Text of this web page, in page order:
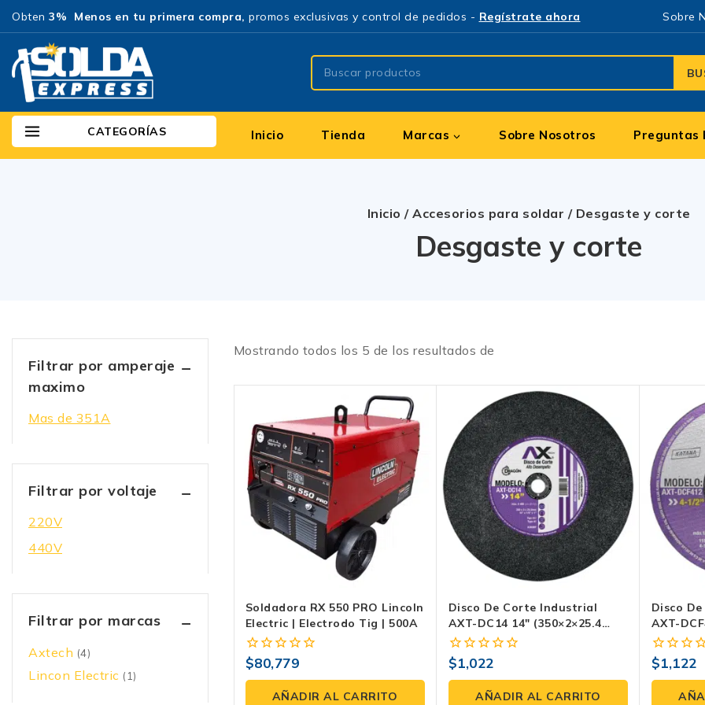
Obten 3% Menos en tu primera compra, promos exclusivas y control de pedidos - Regístrate ahora Sobre
CATEGORÍAS Inicio Tienda Marcas Sobre Nosotros Preguntas
Inicio / Accesorios para soldar / Desgaste y corte
Desgaste y corte
Mostrando todos los 5 de los resultados de
Soldadora RX 550 PRO Lincoln
Electric | Electrodo Tig | 500A
0
fuera
$80,779
AÑADIR AL CARRITO
Disco De Corte Industrial
AXT-DC14 14″ (350×2×25.4
Mm) Tipo 41 – Acero/Metal |
4,400 Rpm, 80 M/s. Paquete
De 2 Piezas.
0
fuera
$1,022
AÑADIR AL CARRITO
Disco
AXT-
Metal/
Paquete
0
fuera
$1,122
Filtrar por amperaje
maximo
Mas de 351A
Filtrar por voltaje
220V
440V
Filtrar por marcas
Axtech (4)
Lincon Electric (1)